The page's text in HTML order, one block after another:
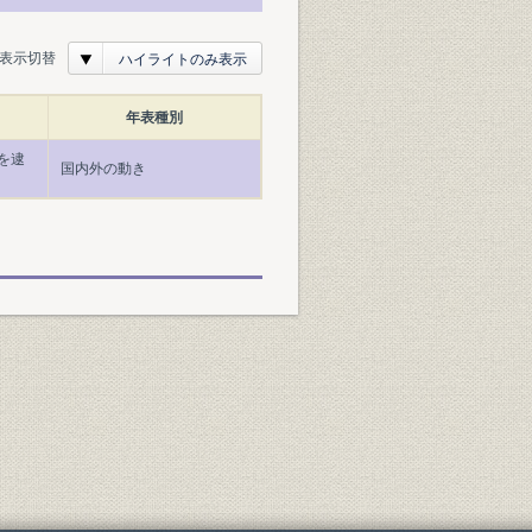
表示切替 ハイライトのみ表示
年表種別
逮
国内外の動き